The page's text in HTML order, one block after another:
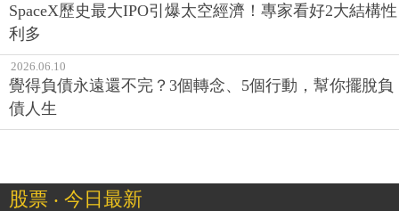
SpaceX歷史最大IPO引爆太空經濟！專家看好2大結構性
利多
2026.06.10
覺得負債永遠還不完？3個轉念、5個行動，幫你擺脫負
債人生
股票 ‧ 今日最新